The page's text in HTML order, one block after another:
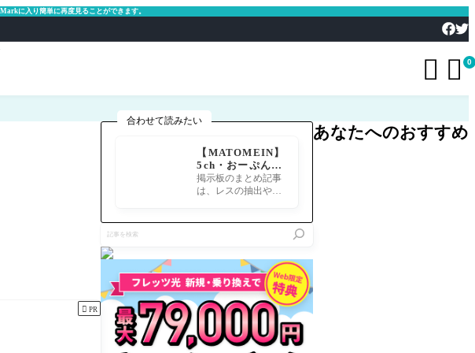
に入り簡単に再度見ることができます。
  0
 PR
合わせて読みたい
【MATOMEIN】
5ch・おーぷん2
ちゃん・したら
ば・ガルちゃん・
掲示板のまとめ記事
は、レスの抽出や整
を
検
あなたへのおすすめ